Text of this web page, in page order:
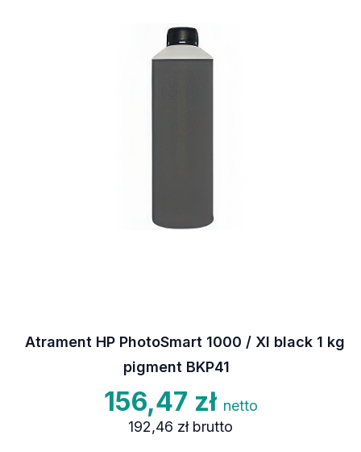
Atrament HP PhotoSmart 1000 / XI black 1 kg
pigment BKP41
156,47 zł netto
192,46 zł brutto